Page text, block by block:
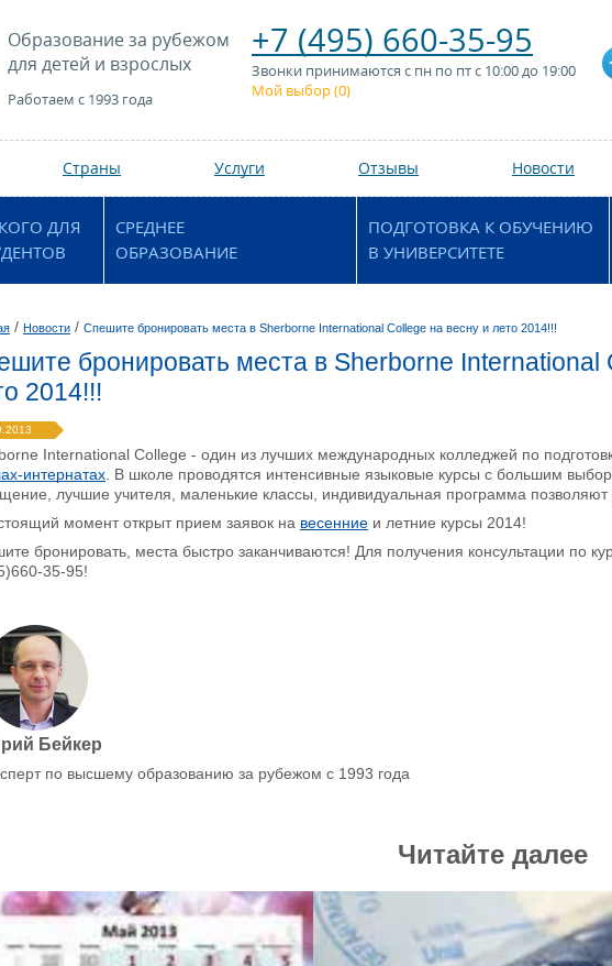
Образование за рубежом
для детей и взрослых
Работаем с 1993 года
+7 (495) 660-35-95
Звонки принимаются с пн по пт с 10:00 до 19:00
Мой выбор (0)
Страны Услуги Отзывы Новости
ДЛЯ
СРЕДНЕЕ
ОБРАЗОВАНИЕ
ПОДГОТОВКА К ОБУЧЕНИЮ
В УНИВЕРСИТЕТЕ
/ Новости / Спешите бронировать места в Sherborne International College на весну и лето 2014!!!
бронировать места в Sherborne International
2014!!!
International College - один из лучших международных колледжей по
интернатах . В школе проводятся интенсивные языковые курсы с большим
лучшие учителя, маленькие классы, индивидуальная программа позволяют
момент открыт прием заявок на весенние и летние курсы 2014!
бронировать, места быстро заканчиваются! Для получения консультации по
35-95!
Бейкер
по высшему образованию за рубежом с 1993 года
Читайте далее